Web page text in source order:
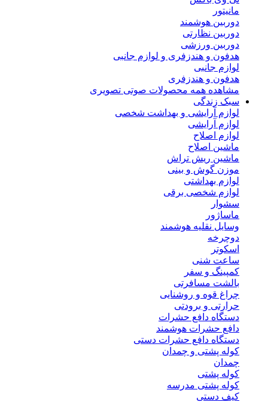
مانیتور
دوربین هوشمند
دوربین نظارتی
دوربین ورزشی
هدفون و هندزفری و لوازم جانبی
لوازم جانبی
هدفون و هندزفری
مشاهده همه محصولات صوتی تصویری
سبک زندگی
لوازم آرایشی و بهداشت شخصی
لوازم آرایشی
لوازم اصلاح
ماشین اصلاح
ماشین ریش تراش
موزن گوش و بینی
لوازم بهداشتی
لوازم شخصی برقی
سشوار
ماساژور
وسایل نقلیه هوشمند
دوچرخه
اسکوتر
ساعت شنی
کمپینگ و سفر
بالشت مسافرتی
چراغ قوه و روشنایی
حرارتی و برودتی
دستگاه دافع حشرات
دافع حشرات هوشمند
دستگاه دافع حشرات دستی
کوله پشتی و چمدان
چمدان
کوله پشتی
کوله پشتی مدرسه
کیف دستی